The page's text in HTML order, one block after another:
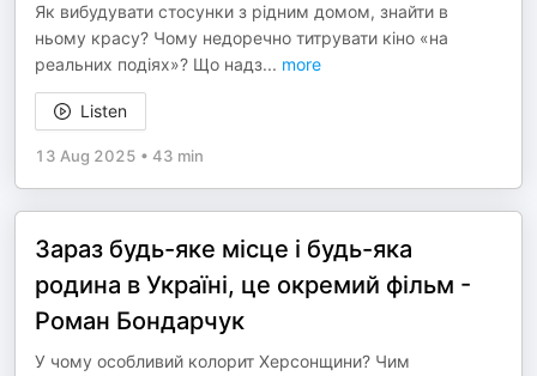
Як вибудувати стосунки з рідним домом, знайти в
ньому красу? Чому недоречно титрувати кіно «на
реальних подіях»? Що надз... more
Listen
13 Aug 2025 • 43 min
Зараз будь-яке місце і будь-яка
родина в Україні, це окремий фільм -
Роман Бондарчук
У чому особливий колорит Херсонщини? Чим